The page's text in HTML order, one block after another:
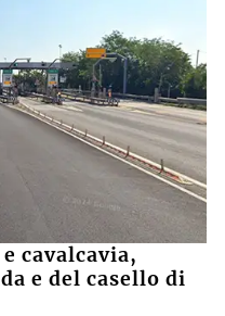
cavalcavia,
e del casello di